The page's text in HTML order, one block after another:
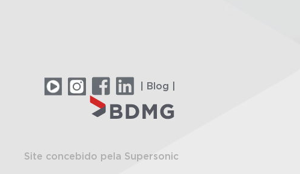
| Blog |
Site concebido pela Supersonic